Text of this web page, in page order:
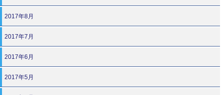
2017年8月
2017年7月
2017年6月
2017年5月